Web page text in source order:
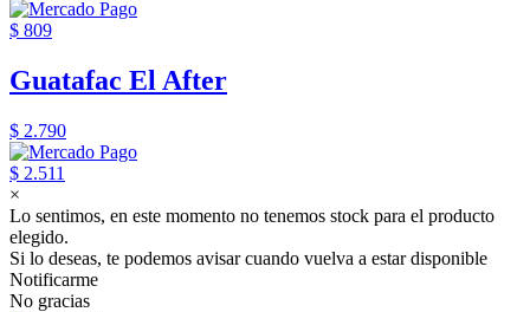
$ 809
Guatafac El After
$ 2.790
$ 2.511
×
Lo sentimos, en este momento no tenemos stock para el producto
elegido.
Si lo deseas, te podemos avisar cuando vuelva a estar disponible
Notificarme
No gracias